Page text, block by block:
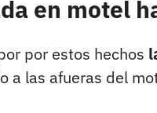
en motel
por estos hechos
a las afueras del